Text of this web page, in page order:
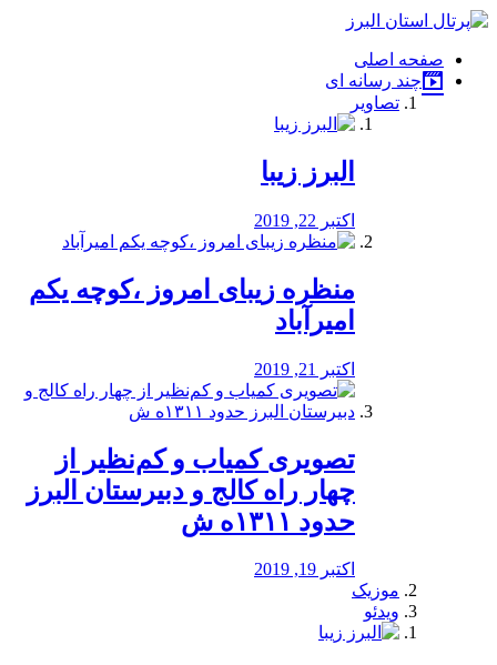
فصد
شرق
تهران
خشکشویی
صفحه اصلی
چند رسانه ای
تصاویر
البرز زیبا
اکتبر 22, 2019
منظره‌‌ زیبای امروز ،کوچه یکم
امیرآباد
اکتبر 21, 2019
️تصویری کمیاب و کم‌نظیر از
چهار راه كالج و دبيرستان البرز
حدود ۱۳۱۱ه ش
اکتبر 19, 2019
موزیک
ویدئو